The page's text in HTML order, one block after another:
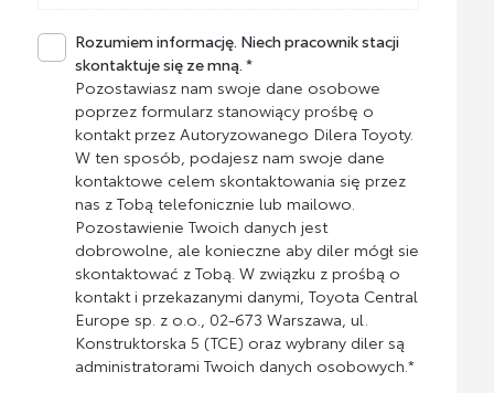
Rozumiem informację. Niech pracownik stacji
skontaktuje się ze mną. *
Pozostawiasz nam swoje dane osobowe
poprzez formularz stanowiący prośbę o
kontakt przez Autoryzowanego Dilera Toyoty.
W ten sposób, podajesz nam swoje dane
kontaktowe celem skontaktowania się przez
nas z Tobą telefonicznie lub mailowo.
Pozostawienie Twoich danych jest
dobrowolne, ale konieczne aby diler mógł sie
skontaktować z Tobą. W związku z prośbą o
kontakt i przekazanymi danymi, Toyota Central
Europe sp. z o.o., 02-673 Warszawa, ul.
Konstruktorska 5 (TCE) oraz wybrany diler są
administratorami Twoich danych osobowych.*